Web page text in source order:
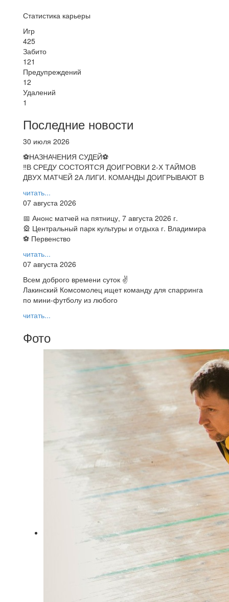
Статистика карьеры
Игр
425
Забито
121
Предупреждений
12
Удалений
1
Последние новости
30 июля 2026
⚽НАЗНАЧЕНИЯ СУДЕЙ⚽
‼В СРЕДУ СОСТОЯТСЯ ДОИГРОВКИ 2-Х ТАЙМОВ
ДВУХ МАТЧЕЙ 2А ЛИГИ. КОМАНДЫ ДОИГРЫВАЮТ В
читать...
07 августа 2026
📅 Анонс матчей на пятницу, 7 августа 2026 г.
🎡 Центральный парк культуры и отдыха г. Владимира
⚽ Первенство
читать...
07 августа 2026
Всем доброго времени суток ✌
Лакинский Комсомолец ищет команду для спарринга
по мини-футболу из любого
читать...
Фото